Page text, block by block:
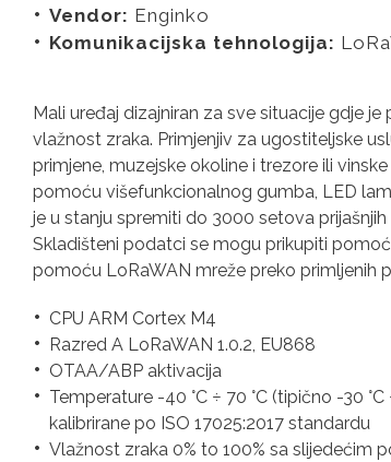
Vendor: Enginko
Komunikacijska tehnologija:
Mali uređaj dizajniran za sve situacije gdje
vlažnost zraka. Primjenjiv za ugostiteljske
primjene, muzejske okoline i trezore ili
pomoću višefunkcionalnog gumba, LED
je u stanju spremiti do 3000 setova
Skladišteni podatci se mogu prikupiti
pomoću LoRaWAN mreže preko primljenih
CPU ARM Cortex M4
Razred A LoRaWAN 1.0.2, EU868
OTAA/ABP aktivacija
Temperature -40 °C ÷ 70 °C (tipično -30 °C
kalibrirane po ISO 17025:2017 standardu
Vlažnost zraka 0% to 100% sa slijedećim